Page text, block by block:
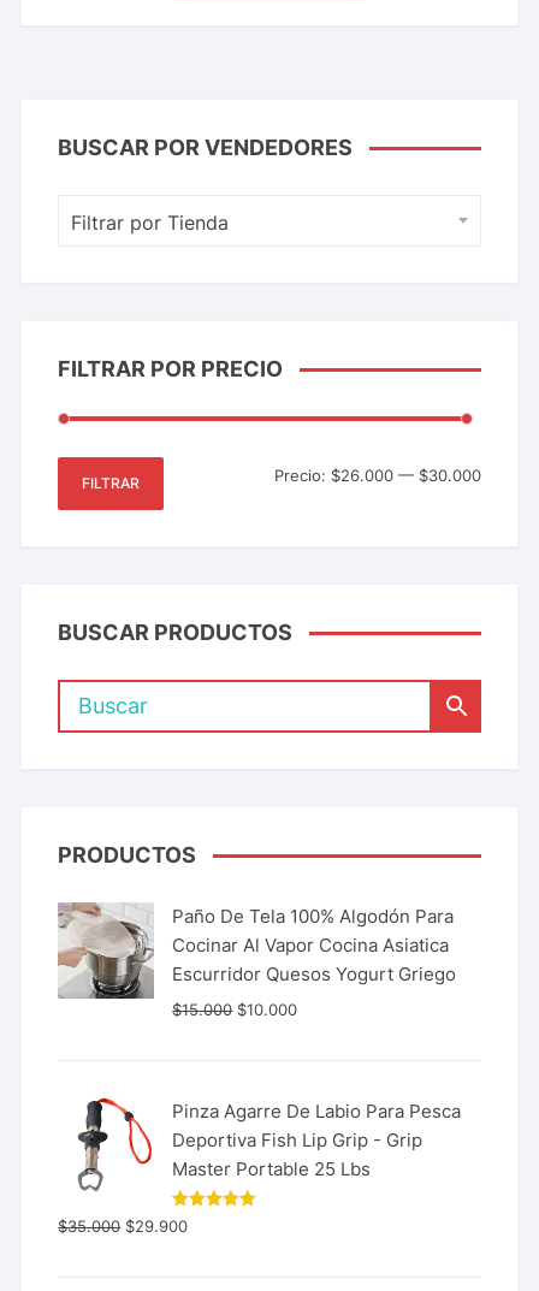
BUSCAR POR VENDEDORES
Filtrar por Tienda
FILTRAR POR PRECIO
FILTRAR Precio: $26.000— $30.000
BUSCAR PRODUCTOS
PRODUCTOS
Paño De Tela 100% Algodón Para
Cocinar Al Vapor Cocina Asiatica
Escurridor Quesos Yogurt Griego
$15.000 $10.000
Pinza Agarre De Labio Para Pesca
Deportiva Fish Lip Grip - Grip
Master Portable 25 Lbs
Valorado
con
$35.000 $29.900